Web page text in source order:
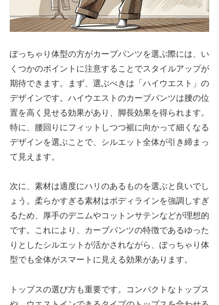
ぽっちゃり体型の方がカーブパンツを選ぶ際には、い
くつかのポイントに注意することでスタイルアップが
期待できます。まず、選ぶべきは「ハイウエスト」の
デザインです。ハイウエストのカーブパンツは腰の位
置を高く見せる効果があり、脚長効果を得られます。
特に、腰回りにフィットしつつ裾に向かって細くなる
デザインを選ぶことで、シルエット全体が引き締まっ
て見えます。
次に、素材は適度にハリのあるものを選ぶと良いでし
ょう。柔らかすぎる素材はボディラインを強調しすぎ
るため、厚手のデニムやコットンサテンなどが理想的
です。これにより、カーブパンツの特徴であるゆった
りとしたシルエットが活かされながら、ぽっちゃり体
型でも全体がスマートに見える効果があります。
トップスの選び方も重要です。コンパクトなトップス